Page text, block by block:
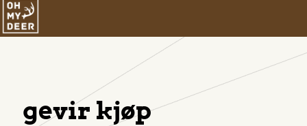
gevir kjøp